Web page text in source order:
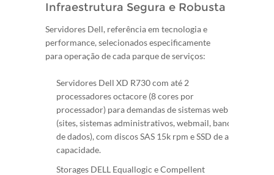
Infraestrutura Segura e Robusta
Servidores Dell, referência em tecnologia e
performance, selecionados especificamente
para operação de cada parque de serviços:
Servidores Dell XD R730 com até 2
processadores octacore (8 cores por
processador) para demandas de sistemas web
(sites, sistemas administrativos, webmail, bancos
de dados), com discos SAS 15k rpm e SSD de alta
capacidade.
Storages DELL Equallogic e Compellent